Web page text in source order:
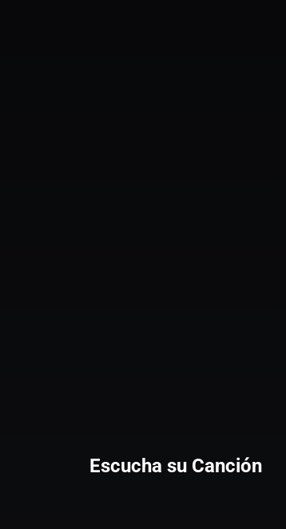
Escucha su Canción